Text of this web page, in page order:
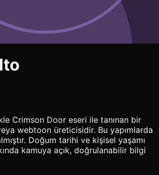
Crimson Door eseri ile tanınan bir
webtoon üreticisidir. Bu yapımlarda
Doğum tarihi ve kişisel yaşamı
kamuya açık, doğrulanabilir bilgi